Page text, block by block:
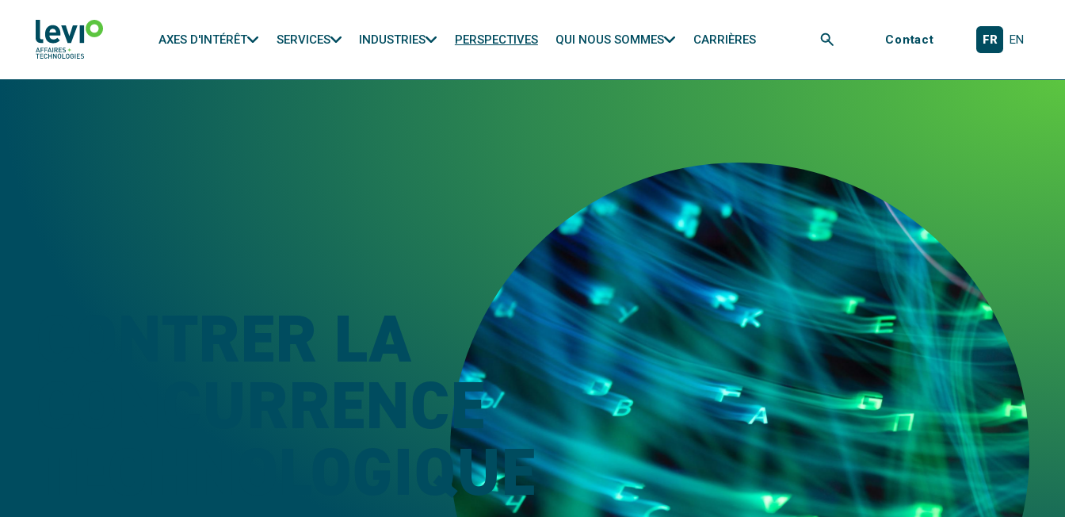
AXES D'INTÉRÊT SERVICES INDUSTRIES PERSPECTIVES QUI NOUS SOMMES CARRIÈRES Rechercher
Contact FR EN
CONTRER LA
CONCURRENCE
TECHNOLOGIQUE